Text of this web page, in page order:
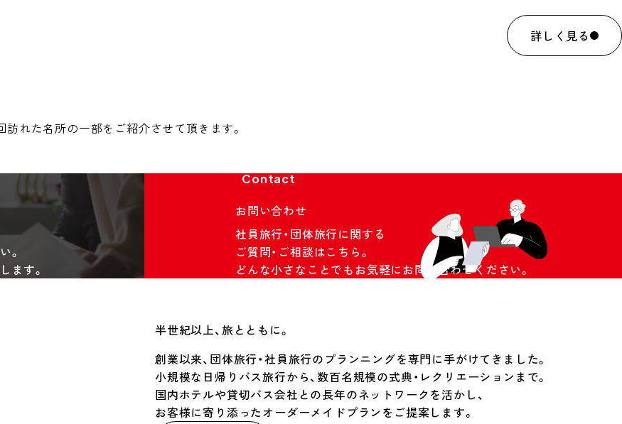
詳しく見る
訪れた名所の一部をご紹介させて頂きます。
。
ます。
Contact
お問い合わせ
社員旅行・団体旅行に関する
ご質問・ご相談はこちら。
どんな小さなことでもお気軽にお問い合わせください。
半世紀以上、旅とともに。
創業以来、団体旅行・社員旅行のプランニングを専門に手がけてきました。
小規模な日帰りバス旅行から、数百名規模の式典・レクリエーションまで。
国内ホテルや貸切バス会社との長年のネットワークを活かし、
お客様に寄り添ったオーダーメイドプランをご提案します。